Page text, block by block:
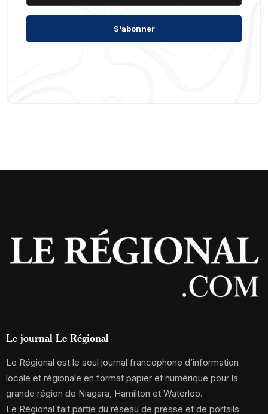
Le journal Le Régional
Le Régional est le seul journal francophone d’information
locale et régionale en format papier et numérique pour la
grande région de Niagara, Hamilton et Waterloo.
Le Régional fait partie du réseau de presse et de portails